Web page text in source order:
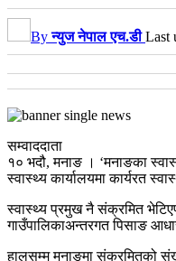
Byन्युज नेपाल एच.डी Last
सम्वाददाता
१० भदौ, मनाङ । ‘मनाङका
स्वास्थ्य कार्यालयमा कार्यरत
स्वास्थ्य प्रमुख नै संक्रमित
गाउँपालिकाअन्तरगत पिसाङ
हालसम्म मनाङमा संक्रमितको